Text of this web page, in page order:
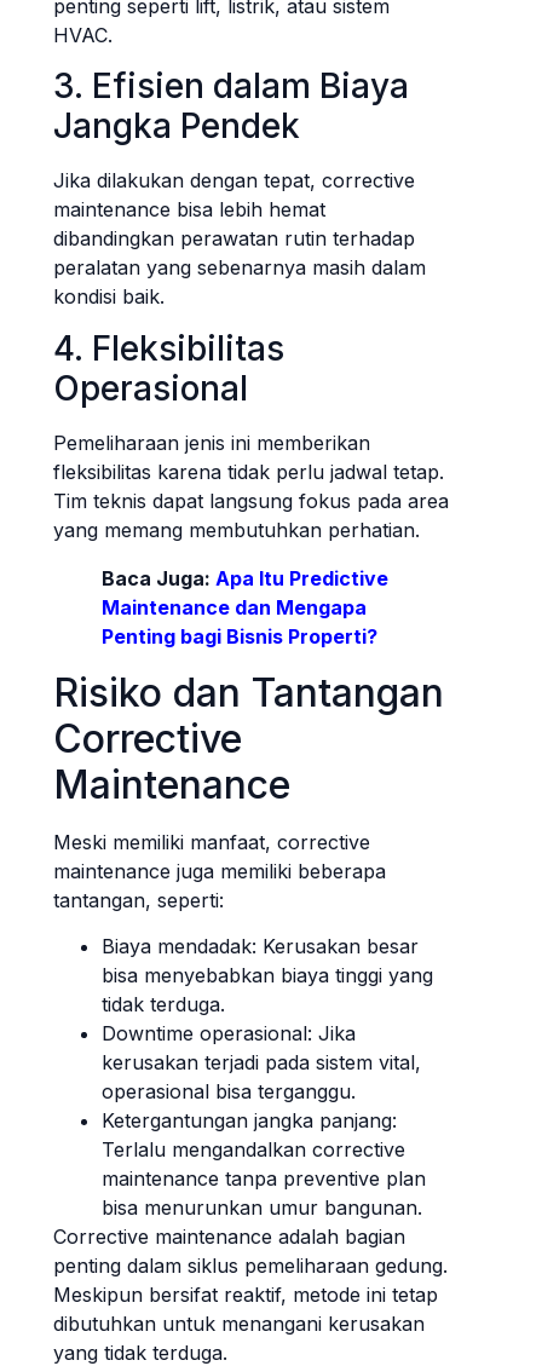
penting seperti lift, listrik, atau sistem
HVAC.
3. Efisien dalam Biaya
Jangka Pendek
Jika dilakukan dengan tepat, corrective
maintenance bisa lebih hemat
dibandingkan perawatan rutin terhadap
peralatan yang sebenarnya masih dalam
kondisi baik.
4. Fleksibilitas
Operasional
Pemeliharaan jenis ini memberikan
fleksibilitas karena tidak perlu jadwal tetap.
Tim teknis dapat langsung fokus pada area
yang memang membutuhkan perhatian.
Baca Juga: Apa Itu Predictive
Maintenance dan Mengapa
Penting bagi Bisnis Properti?
Risiko dan Tantangan
Corrective
Maintenance
Meski memiliki manfaat, corrective
maintenance juga memiliki beberapa
tantangan, seperti:
Biaya mendadak: Kerusakan besar
bisa menyebabkan biaya tinggi yang
tidak terduga.
Downtime operasional: Jika
kerusakan terjadi pada sistem vital,
operasional bisa terganggu.
Ketergantungan jangka panjang:
Terlalu mengandalkan corrective
maintenance tanpa preventive plan
bisa menurunkan umur bangunan.
Corrective maintenance adalah bagian
penting dalam siklus pemeliharaan gedung.
Meskipun bersifat reaktif, metode ini tetap
dibutuhkan untuk menangani kerusakan
yang tidak terduga.